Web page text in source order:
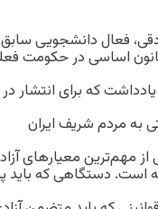
فعال دانشجویی سابق
اساسی در حکومت
که برای انتشار
به مردم شریف ایران
از مهم‌ترین معیارهای
است. دستگاهی که باید